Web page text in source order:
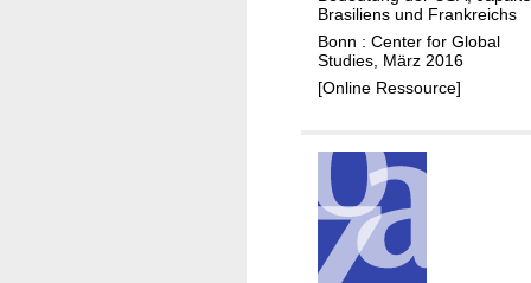
e
n
d
e
k
e
r
Brasiliens und Frankreichs
Bonn : Center for Global
Studies, März 2016
[Online Ressource]